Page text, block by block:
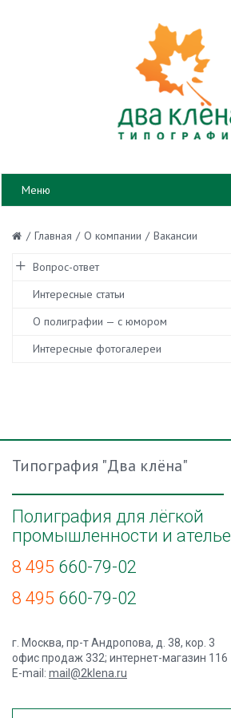
Меню
/ Главная / О компании / Вакансии
Вопрос-ответ
Интересные статьи
О полиграфии — с юмором
Интересные фотогалереи
Типография "Два клёна"
Полиграфия для лёгкой
промышленности и ателье
8 495 660-79-02
8 495 660-79-02
г. Москва, пр-т Андропова, д. 38, кор. 3
офис продаж 332; интернет-магазин 116
E-mail: mail@2klena.ru